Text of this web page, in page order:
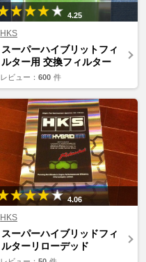
4.25
HKS
スーパーハイブリットフィ
ルター用 交換フィルター
レビュー： 600 件
4.06
HKS
スーパーハイブリッドフィ
ルターリローデッド